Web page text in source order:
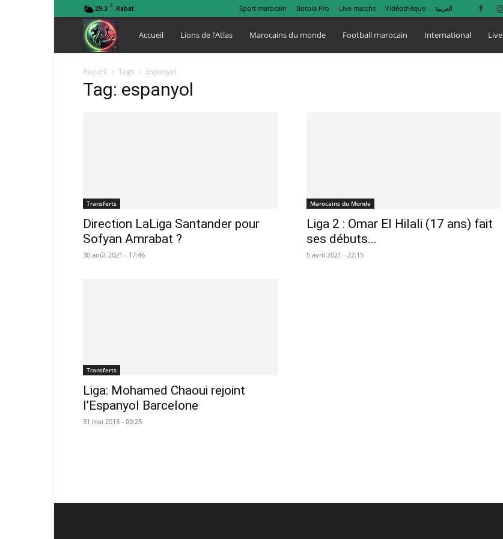
29.3 C Rabat Sport marocain Botola Pro Live matchs Vidéothèque العربية
Lions
de
Accueil Lions de l’Atlas Marocains du monde Football marocain International Live
Accueil Tags Espanyol
Tag: espanyol
Transferts
Direction LaLiga Santander pour
Sofyan Amrabat ?
30 août 2021 - 17:46
Marocains du Monde
Liga 2 : Omar El Hilali (17 ans) fait
ses débuts...
5 avril 2021 - 22:15
Transferts
Liga: Mohamed Chaoui rejoint
l’Espanyol Barcelone
31 mai 2013 - 00:25